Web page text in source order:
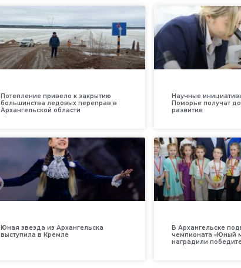
Потепление привело к закрытию
большинства ледовых переправ в
Архангельской области
Научные
Поморье получат
развитие
Юная звезда из Архангельска
выступила в Кремле
В Архангельске
чемпионата «Юный
наградили